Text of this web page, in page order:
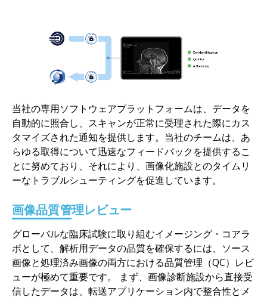
当社の専用ソフトウェアプラットフォームは、データを
自動的に照合し、スキャンが正常に受理された際にカス
タマイズされた通知を提供します。当社のチームは、あ
らゆる取得について迅速なフィードバックを提供するこ
とに努めており、それにより、画像化施設とのタイムリ
ーなトラブルシューティングを促進しています。
画像品質管理レビュー
グローバルな臨床試験に取り組むイメージング・コアラ
ボとして、解析用データの品質を確保するには、ソース
画像と処理済み画像の両方における品質管理（QC）レビ
ューが極めて重要です。 まず、画像診断施設から直接受
信したデータは、転送アプリケーション内で整合性とメ